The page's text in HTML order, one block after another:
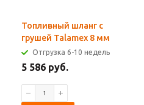
Топливный шланг с
грушей Talamex 8 мм
Отгрузка 6-10 недель
5 586 руб.